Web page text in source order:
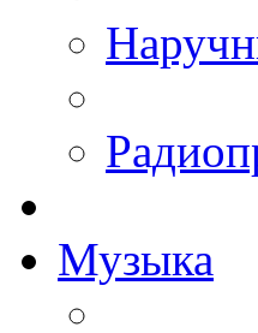
Музыка